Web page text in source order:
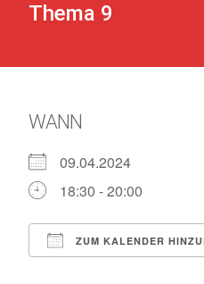
Thema 9
WANN
09.04.2024
18:30 - 20:00
ZUM KALENDER